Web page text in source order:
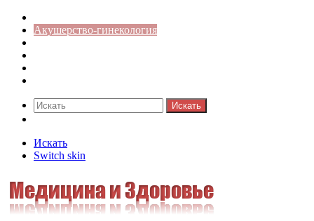
Акушерство-гинекология
Искать
Искать
Switch skin